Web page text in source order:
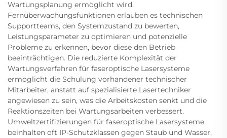
Wartungsplanung ermöglicht wird.
Fernüberwachungsfunktionen erlauben es technischen
Supportteams, den Systemzustand zu bewerten,
Leistungsparameter zu optimieren und potenzielle
Probleme zu erkennen, bevor diese den Betrieb
beeinträchtigen. Die reduzierte Komplexität der
Wartungsverfahren für faseroptische Lasersysteme
ermöglicht die Schulung vorhandener technischer
Mitarbeiter, anstatt auf spezialisierte Lasertechniker
angewiesen zu sein, was die Arbeitskosten senkt und die
Reaktionszeiten bei Wartungsarbeiten verbessert.
Umweltzertifizierungen für faseroptische Lasersysteme
beinhalten oft IP-Schutzklassen gegen Staub und Wasser,